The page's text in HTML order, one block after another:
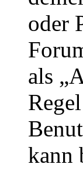
oder
als
kann